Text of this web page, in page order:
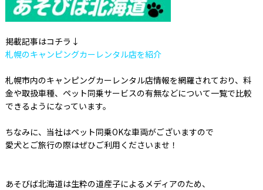
掲載記事はコチラ↓
札幌のキャンピングカーレンタル店を紹介
札幌市内のキャンピングカーレンタル店情報を網羅されており、料
金や取扱車種、ペット同乗サービスの有無などについて一覧で比較
できるようになっています。
ちなみに、当社はペット同乗OKな車両がございますので
愛犬とご旅行の際はぜひご利用くださいませ！
あそびば北海道は生粋の道産子によるメディアのため、